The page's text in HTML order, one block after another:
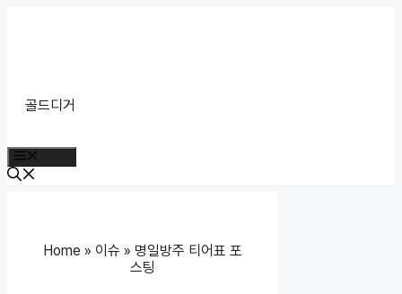
골드디거
Home » 이슈 » 명일방주 티어표 포
스팅